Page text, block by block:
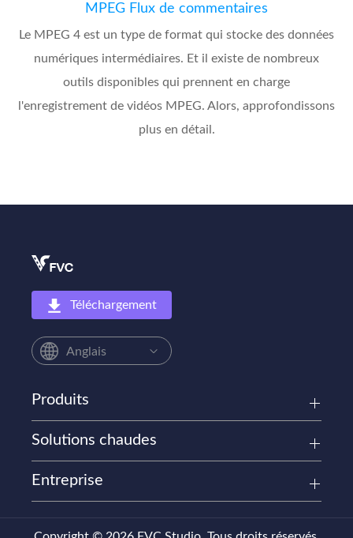
MPEG Flux de commentaires
Le MPEG 4 est un type de format qui stocke des données
numériques intermédiaires. Et il existe de nombreux
outils disponibles qui prennent en charge
l'enregistrement de vidéos MPEG. Alors, approfondissons
plus en détail.
Téléchargement
Anglais
Produits
Solutions chaudes
Entreprise